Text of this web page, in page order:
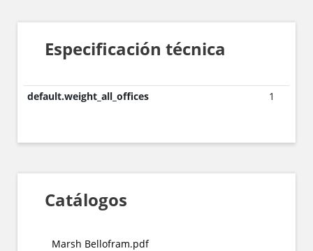
Especificación técnica
default.weight_all_offices 1
Catálogos
Marsh Bellofram.pdf